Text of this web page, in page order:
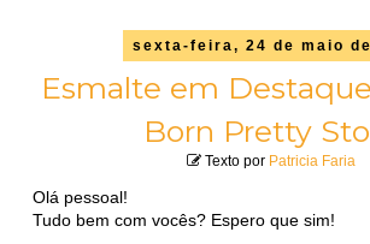
sexta-feira, 24 de maio
Esmalte em
Born Pretty
Texto por Patricia Faria
Olá pessoal!
Tudo bem com vocês? Espero que sim!